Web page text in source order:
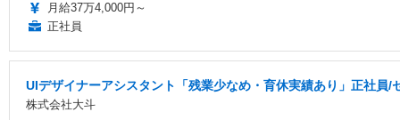
月給37万4,000円～
正社員
UIデザイナーアシスタント「残業少なめ・育休実績あり」正社
株式会社大斗